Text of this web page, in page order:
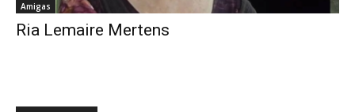
Amigas
Ria Lemaire Mertens